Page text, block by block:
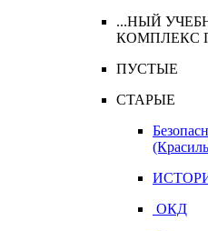
...НЫЙ
КОМПЛЕКС
ПУСТЫЕ
СТАРЫЕ
ОКД